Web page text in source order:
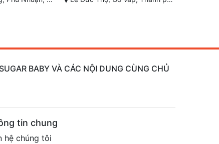
BABY VÀ CÁC NỘI DUNG CÙNG CHỦ
tin chung
hệ chúng tôi